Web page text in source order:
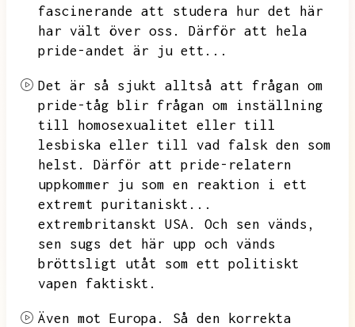
fascinerande att studera hur det här
har vält över oss.
Därför att hela
pride-andet är ju ett...
Det är så sjukt alltså att frågan om
pride-tåg blir frågan om inställning
till homosexualitet eller till
lesbiska eller till vad falsk den som
helst.
Därför att pride-relatern
uppkommer ju som en reaktion i ett
extremt puritaniskt...
extrembritanskt USA.
Och sen vänds,
sen sugs det här upp och vänds
bröttsligt utåt som ett politiskt
vapen faktiskt.
Även mot Europa.
Så den korrekta